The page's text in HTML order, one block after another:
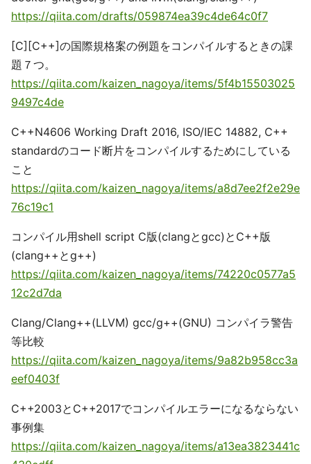
https://qiita.com/drafts/059874ea39c4de64c0f7
[C][C++]の国際規格案の例題をコンパイルするときの課
題７つ。
https://qiita.com/kaizen_nagoya/items/5f4b15503025
9497c4de
C++N4606 Working Draft 2016, ISO/IEC 14882, C++
standardのコード断片をコンパイルするためにしている
こと
https://qiita.com/kaizen_nagoya/items/a8d7ee2f2e29e
76c19c1
コンパイル用shell script C版(clangとgcc)とC++版
(clang++とg++)
https://qiita.com/kaizen_nagoya/items/74220c0577a5
12c2d7da
Clang/Clang++(LLVM) gcc/g++(GNU) コンパイラ警告
等比較
https://qiita.com/kaizen_nagoya/items/9a82b958cc3a
eef0403f
C++2003とC++2017でコンパイルエラーになるならない
事例集
https://qiita.com/kaizen_nagoya/items/a13ea3823441c